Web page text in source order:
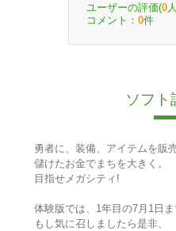
ユーザーの評価(0
コメント： 0件
ソフト
勇者に、装備、アイテムを販
儲けたお金でまちを大きく。
目指せメガシティ!
体験版では、1年目の7月1日
もし気に召しましたら是非、